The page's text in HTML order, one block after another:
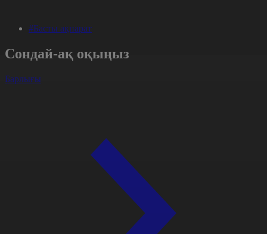
#Басты ақпарат
Сондай-ақ оқыңыз
Барлығы